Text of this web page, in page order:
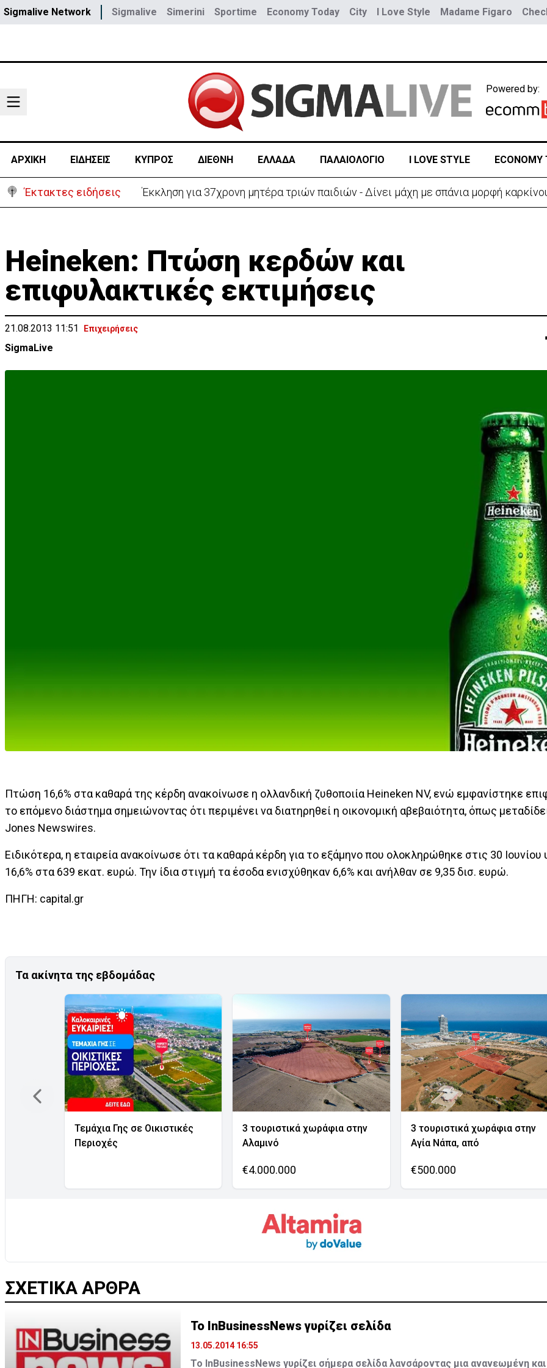
Sigmalive Network Sigmalive Simerini Sportime Economy Today City I Love Style Madame Figaro
Powered by:
ΑΡΧΙΚΗ ΕΙΔΗΣΕΙΣ ΚΥΠΡΟΣ ΔΙΕΘΝΗ ΕΛΛΑΔΑ ΠΑΛΑΙΟΛΟΓΙΟ I LOVE STYLE ECONOMY
Έκτακτες ειδήσεις Έκκληση για 37χρονη μητέρα τριών παιδιών - Δίνει μάχη με σπάνια μορφή
Heineken: Πτώση κερδών και
επιφυλακτικές εκτιμήσεις
21.08.2013 11:51 Επιχειρήσεις
SigmaLive
Πτώση 16,6% στα καθαρά της κέρδη ανακοίνωσε η ολλανδική ζυθοποιία Heineken NV, ενώ εμφανίστηκε
το επόμενο διάστημα σημειώνοντας ότι περιμένει να διατηρηθεί η οικονομική αβεβαιότητα, όπως
Jones Newswires.
Ειδικότερα, η εταιρεία ανακοίνωσε ότι τα καθαρά κέρδη για το εξάμηνο που ολοκληρώθηκε στις 30
16,6% στα 639 εκατ. ευρώ. Την ίδια στιγμή τα έσοδα ενισχύθηκαν 6,6% και ανήλθαν σε 9,35 δισ. ευρώ.
ΠΗΓΗ: capital.gr
Τα ακίνητα της εβδομάδας
Τεμάχια Γης σε Οικιστικές
Περιοχές
3 τουριστικά χωράφια στην
Αλαμινό
€4.000.000
3 τουριστικά χωράφια στην
Αγία Νάπα, από
€500.000
ΣΧΕΤΙΚΑ ΑΡΘΡΑ
Το InBusinessNews γυρίζει σελίδα
13.05.2014 16:55
To ΙnBusinessNews γυρίζει σήμερα σελίδα λανσάροντας μια ανανεωμένη και